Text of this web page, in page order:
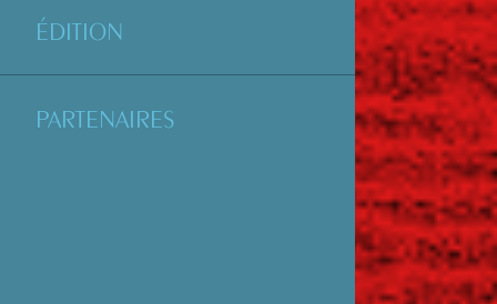
ÉDITION
PARTENAIRES